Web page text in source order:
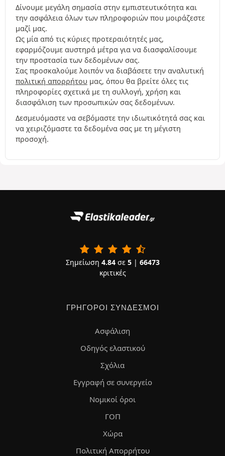
Δίνουμε μεγάλη σημασία στην εμπιστευτικότητα και
την ασφάλεια όλων των πληροφοριών που μοιράζεστε
μαζί μας.
Ως μία από τις κύριες προτεραιότητές μας,
εφαρμόζουμε αυστηρά μέτρα για να διασφαλίσουμε
την προστασία των δεδομένων σας.
Σας προσκαλούμε λοιπόν να διαβάσετε την αναλυτική
πολιτική απορρήτου μας, όπου θα βρείτε όλες τις
πληροφορίες σχετικά με τη συλλογή, χρήση και
διασφάλιση των προσωπικών σας δεδομένων.
Δεσμευόμαστε να σεβόμαστε την ιδιωτικότητά σας και
να χειριζόμαστε τα δεδομένα σας με τη μέγιστη
προσοχή.
Σημείωση 4.84σε 5| 66473
κριτικές
ΓΡΉΓΟΡΟΙ ΣΎΝΔΕΣΜΟΙ
Ασφάλιση
Οδηγός ελαστικού
Σχόλια
Εγγραφή σε συνεργείο
Νομικοί όροι
ΓΟΠ
Χώρα
Πολιτική Απορρήτου